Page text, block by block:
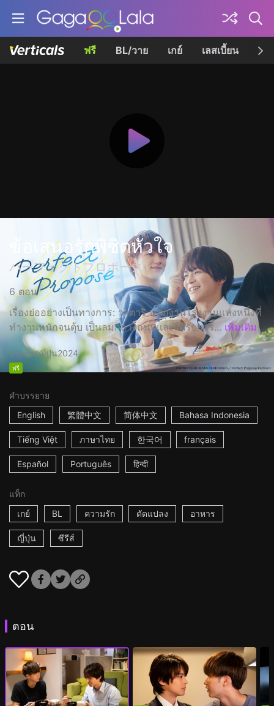
ฟรี BL/วาย เกย์ เลสเบี้ยน เค
ข้อเสนอรักพิชิตหัวใจ
パーフェクトプロポーズ
6 ตอน
เรื่องย่ออย่างเป็นทางการ: วาตาริ พนักงานโรงงานแห่งหนึ่งที่
ทำงานหนักจนตุ้บ เป็นลมกลางถนนและได้รับการ... เพิ่มเติม
ประเทศญี่ปุ่น2024
ฟรี
คำบรรยาย
English
繁體中文 简体中文 Bahasa Indonesia
Tiếng Việt ภาษาไทย 한국어 français
Español Português हिन्दी
แท็ก
เกย์
BL ความรัก ดัดแปลง อาหาร
ญี่ปุ่น ซีรีส์
ตอน